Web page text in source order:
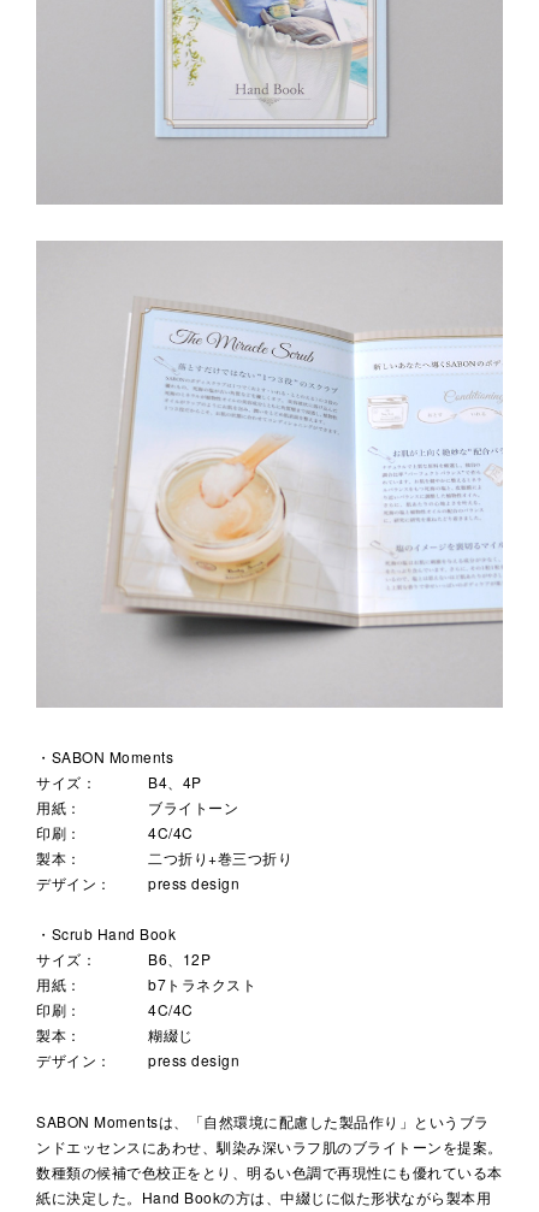
・SABON Moments
サイズ：
B4、4P
用紙：
ブライトーン
印刷：
4C/4C
製本：
二つ折り+巻三つ折り
デザイン：
press design
・Scrub Hand Book
サイズ：
B6、12P
用紙：
b7トラネクスト
印刷：
4C/4C
製本：
糊綴じ
デザイン：
press design
SABON Momentsは、「自然環境に配慮した製品作り」というブラ
ンドエッセンスにあわせ、馴染み深いラフ肌のブライトーンを提案。
数種類の候補で色校正をとり、明るい色調で再現性にも優れている本
紙に決定した。Hand Bookの方は、中綴じに似た形状ながら製本用